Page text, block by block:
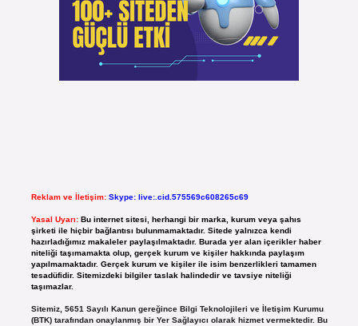
Reklam ve İletişim: Skype: live:.cid.575569c608265c69
Yasal Uyarı: Bu internet sitesi, herhangi bir marka, kurum veya şahıs
şirketi ile hiçbir bağlantısı bulunmamaktadır. Sitede yalnızca kendi
hazırladığımız makaleler paylaşılmaktadır. Burada yer alan içerikler haber
niteliği taşımamakta olup, gerçek kurum ve kişiler hakkında paylaşım
yapılmamaktadır. Gerçek kurum ve kişiler ile isim benzerlikleri tamamen
tesadüfidir. Sitemizdeki bilgiler taslak halindedir ve tavsiye niteliği
taşımazlar.
Sitemiz, 5651 Sayılı Kanun gereğince Bilgi Teknolojileri ve İletişim Kurumu
(BTK) tarafından onaylanmış bir Yer Sağlayıcı olarak hizmet vermektedir. Bu